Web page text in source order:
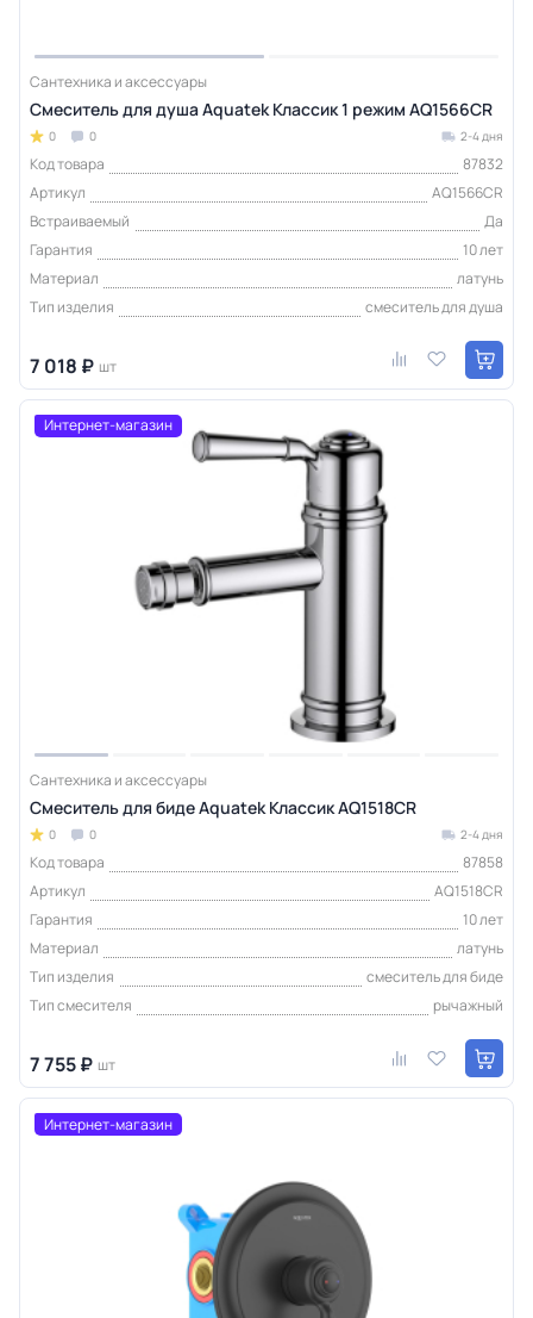
Сантехника и аксессуары
Смеситель для душа Aquatek Классик 1 режим AQ1566CR
0 0 2-4 дня
Код товара
87832
Артикул
AQ1566CR
Встраиваемый
Да
Гарантия
10 лет
Материал
латунь
Тип изделия
смеситель для душа
7 018 ₽ шт
Интернет-магазин
Сантехника и аксессуары
Смеситель для биде Aquatek Классик AQ1518CR
0 0 2-4 дня
Код товара
87858
Артикул
AQ1518CR
Гарантия
10 лет
Материал
латунь
Тип изделия
смеситель для биде
Тип смесителя
рычажный
7 755 ₽ шт
Интернет-магазин